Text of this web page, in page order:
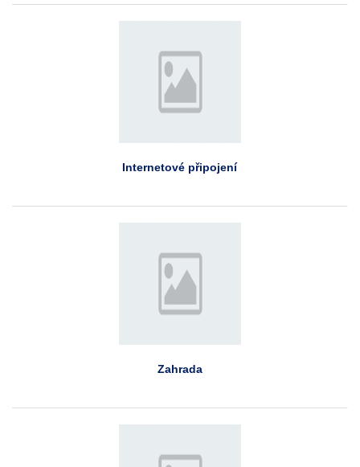
Internetové připojení
Zahrada